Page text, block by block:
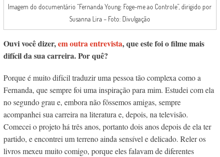
Imagem do documentário “Fernanda Young: Foge-me ao Controle”, dirigido por
Susanna Lira – Foto: Divulgação
Ouvi você dizer,em outra entrevista, que este foi o filme mais
difícil da sua carreira. Por quê?
Porque é muito difícil traduzir uma pessoa tão complexa como a
Fernanda, que sempre foi uma inspiração para mim. Estudei com ela
no segundo grau e, embora não fôssemos amigas, sempre
acompanhei sua carreira na literatura e, depois, na televisão.
Comecei o projeto há três anos, portanto dois anos depois de ela ter
partido, e encontrei um terreno ainda sensível e delicado. Reler os
livros mexeu muito comigo, porque eles falavam de diferentes